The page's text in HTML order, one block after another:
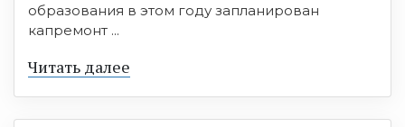
образования в этом году запланирован
капремонт ...
Читать далее